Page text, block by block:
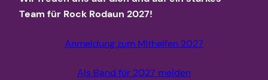
Team für Rock Rodaun 2027!
Anmeldung zum Mithelfen 2027
Als Band für 2027 melden